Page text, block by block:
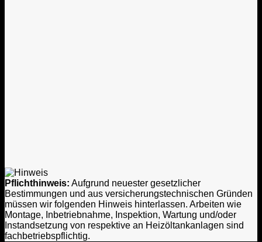
Pflichthinweis: Aufgrund neuester gesetzlicher
Bestimmungen und aus versicherungstechnischen Gründen
müssen wir folgenden Hinweis hinterlassen. Arbeiten wie
Montage, Inbetriebnahme, Inspektion, Wartung und/oder
Instandsetzung von respektive an Heizöltankanlagen sind
fachbetriebspflichtig.